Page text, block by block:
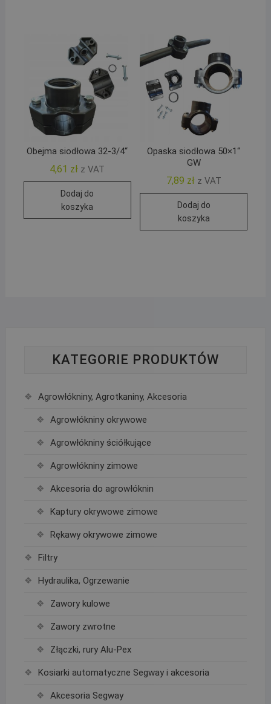
Obejma siodłowa 32-3/4“
4,61 zł z VAT
Dodaj do
koszyka
Opaska siodłowa 50×1“
GW
7,89 zł z VAT
Dodaj do
koszyka
KATEGORIE PRODUKTÓW
Agrowłókniny, Agrotkaniny, Akcesoria
Agrowłókniny okrywowe
Agrowłókniny ściółkujące
Agrowłókniny zimowe
Akcesoria do agrowłóknin
Kaptury okrywowe zimowe
Rękawy okrywowe zimowe
Filtry
Hydraulika, Ogrzewanie
Zawory kulowe
Zawory zwrotne
Złączki, rury Alu-Pex
Kosiarki automatyczne Segway i akcesoria
Akcesoria Segway